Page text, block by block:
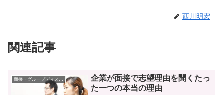
西川明宏
関連記事
企業が面接で志望理由を聞くたっ
た一つの本当の理由